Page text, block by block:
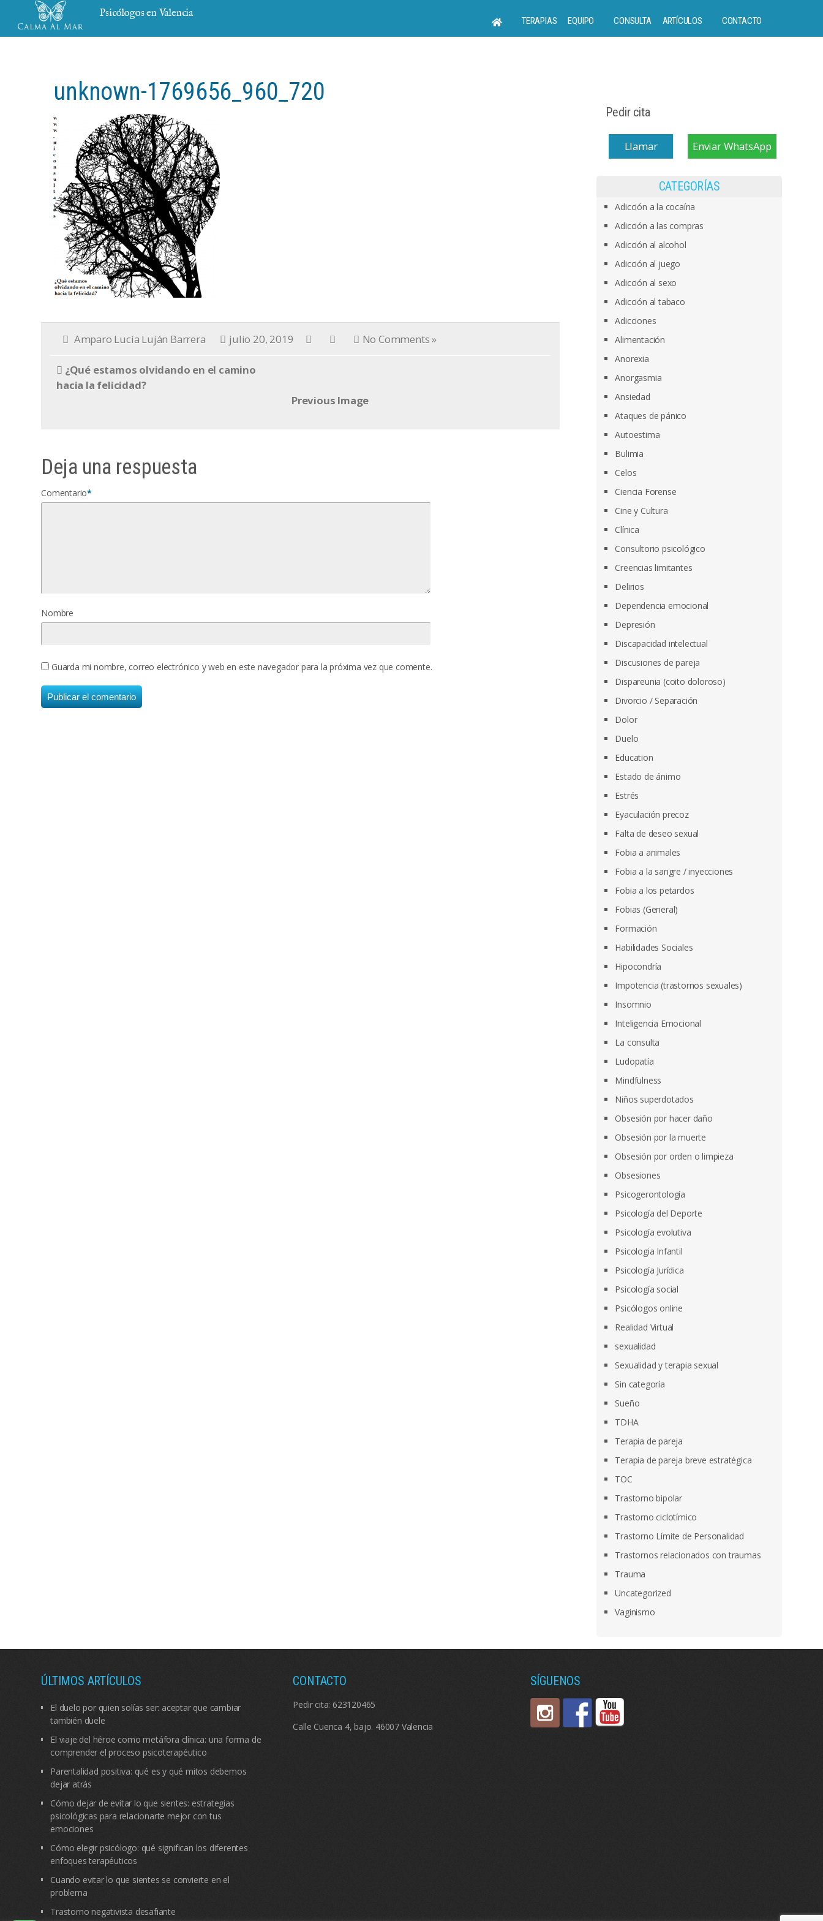
Psicólogos en Valencia
TERAPIAS EQUIPO CONSULTA ARTÍCULOS CONTACTO
unknown-1769656_960_720
Amparo Lucía Luján Barrera julio 20, 2019 No Comments »
¿Qué estamos olvidando en el camino
hacia la felicidad?
Previous Image
Deja una respuesta
Comentario*
Nombre
Guarda mi nombre, correo electrónico y web en este navegador para la próxima vez que comente.
Pedir cita
Llamar Enviar WhatsApp
CATEGORÍAS
Adicción a la cocaína
Adicción a las compras
Adicción al alcohol
Adicción al juego
Adicción al sexo
Adicción al tabaco
Adicciones
Alimentación
Anorexia
Anorgasmia
Ansiedad
Ataques de pánico
Autoestima
Bulimia
Celos
Ciencia Forense
Cine y Cultura
Clínica
Consultorio psicológico
Creencias limitantes
Delirios
Dependencia emocional
Depresión
Discapacidad intelectual
Discusiones de pareja
Dispareunia (coito doloroso)
Divorcio / Separación
Dolor
Duelo
Education
Estado de ánimo
Estrés
Eyaculación precoz
Falta de deseo sexual
Fobia a animales
Fobia a la sangre / inyecciones
Fobia a los petardos
Fobias (General)
Formación
Habilidades Sociales
Hipocondría
Impotencia (trastornos sexuales)
Insomnio
Inteligencia Emocional
La consulta
Ludopatía
Mindfulness
Niños superdotados
Obsesión por hacer daño
Obsesión por la muerte
Obsesión por orden o limpieza
Obsesiones
Psicogerontología
Psicología del Deporte
Psicología evolutiva
Psicologia Infantil
Psicología Jurídica
Psicología social
Psicólogos online
Realidad Virtual
sexualidad
Sexualidad y terapia sexual
Sin categoría
Sueño
TDHA
Terapia de pareja
Terapia de pareja breve estratégica
TOC
Trastorno bipolar
Trastorno ciclotímico
Trastorno Límite de Personalidad
Trastornos relacionados con traumas
Trauma
Uncategorized
Vaginismo
ÚLTIMOS ARTÍCULOS
El duelo por quien solías ser: aceptar que cambiar
también duele
El viaje del héroe como metáfora clínica: una forma de
comprender el proceso psicoterapéutico
Parentalidad positiva: qué es y qué mitos debemos
dejar atrás
Cómo dejar de evitar lo que sientes: estrategias
psicológicas para relacionarte mejor con tus
emociones
Cómo elegir psicólogo: qué significan los diferentes
enfoques terapéuticos
Cuando evitar lo que sientes se convierte en el
problema
Trastorno negativista desafiante
CONTACTO
Pedir cita: 623120465
Calle Cuenca 4, bajo. 46007 Valencia
SÍGUENOS